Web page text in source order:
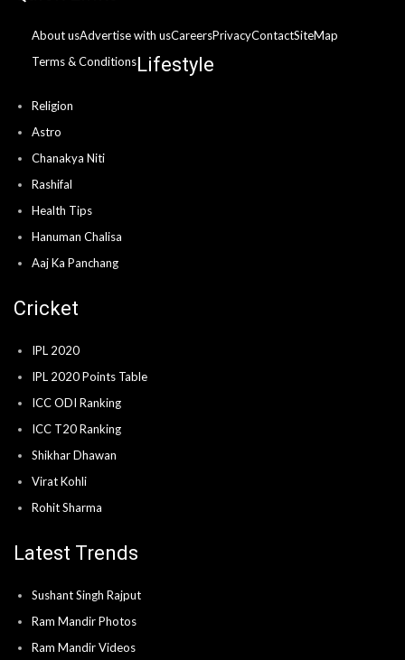
About usAdvertise with usCareersPrivacyContactSiteMap
Terms & ConditionsLifestyle
Religion
Astro
Chanakya Niti
Rashifal
Health Tips
Hanuman Chalisa
Aaj Ka Panchang
Cricket
IPL 2020
IPL 2020 Points Table
ICC ODI Ranking
ICC T20 Ranking
Shikhar Dhawan
Virat Kohli
Rohit Sharma
Latest Trends
Sushant Singh Rajput
Ram Mandir Photos
Ram Mandir Videos